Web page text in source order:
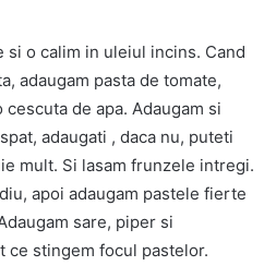
si o calim in uleiul incins. Cand
adaugam pasta de tomate,
de apa. Adaugam si
adaugati , daca nu, puteti
mult. Si lasam frunzele intregi.
apoi adaugam pastele fierte
sare, piper si
ce stingem focul pastelor.